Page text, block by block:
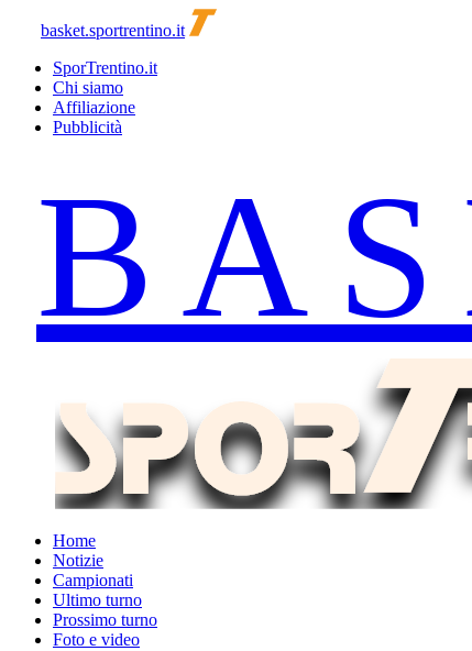
basket.sportrentino.it
SporTrentino.it
Chi siamo
Affiliazione
Pubblicità
Home
Notizie
Campionati
Ultimo turno
Prossimo turno
Foto e video